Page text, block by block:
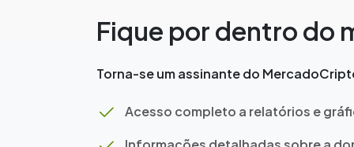
Fique por dentro do
Torna-se um assinante do
Acesso completo a relatórios e